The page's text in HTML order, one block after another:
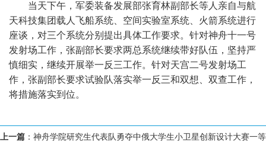
当天下午，军委装备发展部张育林副部长等人亲自与航
天科技集团载人飞船系统、空间实验室系统、火箭系统进行
座谈，对三个系统分别提出具体工作要求。针对神舟十一号
发射场工作，张副部长要求两总系统继续带好队伍，坚持严
慎细实，继续开展举一反三工作。针对天宫二号发射场工
作，张副部长要求试验队落实举一反三和双想、双查工作，
将措施落实到位。
上一篇 ： 神舟学院研究生代表队勇夺中俄大学生小卫星创新设计大赛一等